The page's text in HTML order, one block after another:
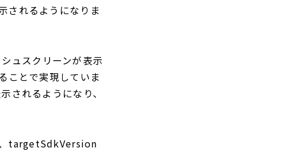
されるようになりま
ュスクリーンが表示
ことで実現していま
されるようになり、
、targetSdkVersion